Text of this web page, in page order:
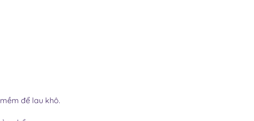
để lau khô.